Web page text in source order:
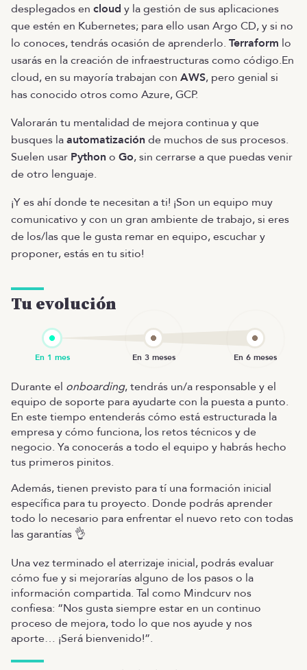
desplegados en cloud y la gestión de sus aplicaciones
que estén en Kubernetes; para ello usan Argo CD, y si no
lo conoces, tendrás ocasión de aprenderlo. Terraform lo
usarás en la creación de infraestructuras como código.En
cloud, en su mayoría trabajan con AWS, pero genial si
has conocido otros como Azure, GCP.
Valorarán tu mentalidad de mejora continua y que
busques laautomatización de muchos de sus procesos.
Suelen usar Python o Go, sin cerrarse a que puedas venir
de otro lenguaje.
¡Y es ahí donde te necesitan a ti! ¡Son un equipo muy
comunicativo y con un gran ambiente de trabajo, si eres
de los/las que le gusta remar en equipo, escuchar y
proponer, estás en tu sitio!
Tu evolución
Durante el onboarding, tendrás un/a responsable y el
equipo de soporte para ayudarte con la puesta a punto.
En este tiempo entenderás cómo está estructurada la
empresa y cómo funciona, los retos técnicos y de
negocio. Ya conocerás a todo el equipo y habrás hecho
tus primeros pinitos.
Además, tienen previsto para tí una formación inicial
específica para tu proyecto. Donde podrás aprender
todo lo necesario para enfrentar el nuevo reto con todas
las garantías 👌
Una vez terminado el aterrizaje inicial, podrás evaluar
cómo fue y si mejorarías alguno de los pasos o la
información compartida. Tal como Mindcurv nos
confiesa: “Nos gusta siempre estar en un continuo
proceso de mejora, todo lo que nos ayude y nos
aporte… ¡Será bienvenido!”.